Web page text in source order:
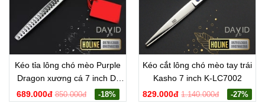
Kéo tỉa lông chó mèo Purple
Dragon xương cá 7 inch D-
RX7003
689.000đ 850.000đ -18%
Kéo cắt lông chó mèo tay trái
Kasho 7 inch K-LC7002
829.000đ 1.140.000đ -27%